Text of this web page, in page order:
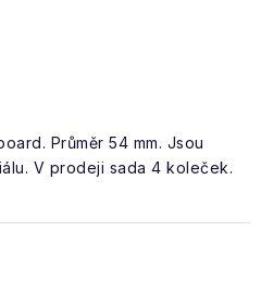
Průměr 54 mm. Jsou
V prodeji sada 4 koleček.